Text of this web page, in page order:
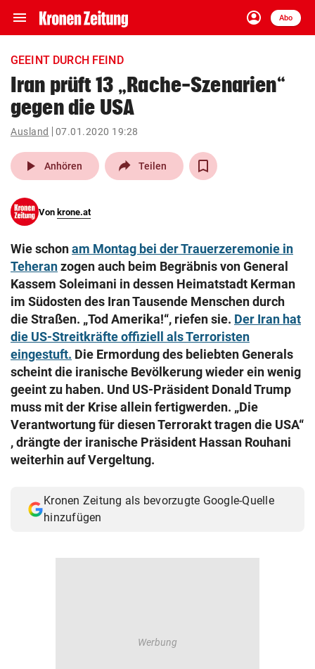
menu Navigation
ein-/ausklappen
account_circle
Anmelden
Abo
close Schließen
account_circle Anmelden
pin_drop
Wien arrow_right
search
eingeben
© Krone Multimedia GmbH & Co KG 2026
Muthgasse 2, 1190 Wien
GEEINT DURCH FEIND
Iran prüft 13 „Rache-Szenarien“
gegen die USA
Ausland 07.01.2020 19:28
play_arrow Anhören Teilen
Von krone.at
Wie schonam Montag bei der Trauerzeremonie in
Teheranzogen auch beim Begräbnis von General
Kassem Soleimani in dessen Heimatstadt Kerman
im Südosten des Iran Tausende Menschen durch
die Straßen. „Tod Amerika!“, riefen sie. Der Iran hat
die US-Streitkräfte offiziell als Terroristen
eingestuft. Die Ermordung des beliebten Generals
scheint die iranische Bevölkerung wieder ein wenig
geeint zu haben. Und US-Präsident Donald Trump
muss mit der Krise allein fertigwerden. „Die
Verantwortung für diesen Terrorakt tragen die USA“
, drängte der iranische Präsident Hassan Rouhani
weiterhin auf Vergeltung.
Kronen Zeitung als bevorzugte Google-Quelle
hinzufügen